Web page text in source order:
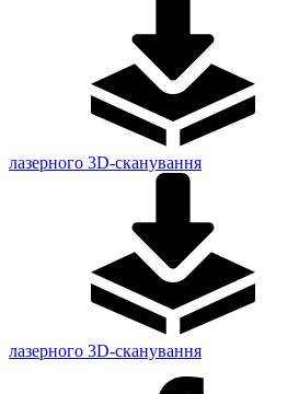
лазерного 3D-сканування
лазерного 3D-сканування